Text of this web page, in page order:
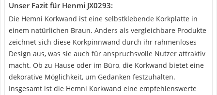
Unser Fazit für Henmi JX0293:
Die Hemni Korkwand ist eine selbstklebende Korkplatte in
einem natürlichen Braun. Anders als vergleichbare Produkte
zeichnet sich diese Korkpinnwand durch ihr rahmenloses
Design aus, was sie auch für anspruchsvolle Nutzer attraktiv
macht. Ob zu Hause oder im Büro, die Korkwand bietet eine
dekorative Möglichkeit, um Gedanken festzuhalten.
Insgesamt ist die Hemni Korkwand eine empfehlenswerte